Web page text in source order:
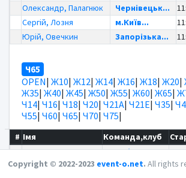
Олександр, Палагнюк Чернівецьк...
Сергій, Лозня
м.Київ...
Юрій, Овечкин
Запорізька...
Ч65
OPEN| Ж10| Ж12| Ж14| Ж16| Ж18| Ж20|
Ж35| Ж40| Ж45| Ж50| Ж55| Ж60| Ж65|
Ч14| Ч16| Ч18| Ч20| Ч21А| Ч21Е| Ч35|
Ч55| Ч60| Ч65| Ч70| Ч75|
# Імя Команда,клуб
Іван, Тумак
Чернівецьк...
Андрій, Шпіллер
Одеська...
Copyright © 2022-2023 event-o.net. All rights